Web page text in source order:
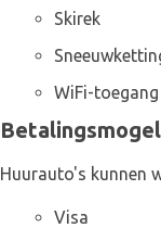
Skirek
WiFi-toegang
Huurauto's kunnen
Visa